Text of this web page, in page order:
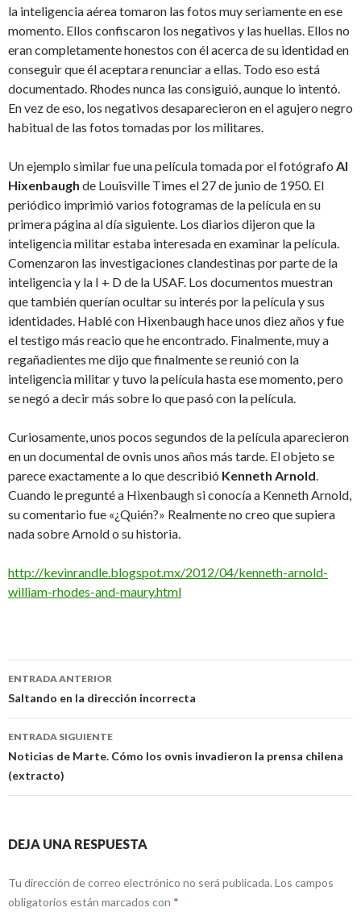
la inteligencia aérea tomaron las fotos muy seriamente en ese
momento. Ellos confiscaron los negativos y las huellas. Ellos no
eran completamente honestos con él acerca de su identidad en
conseguir que él aceptara renunciar a ellas. Todo eso está
documentado. Rhodes nunca las consiguió, aunque lo intentó.
En vez de eso, los negativos desaparecieron en el agujero negro
habitual de las fotos tomadas por los militares.
Un ejemplo similar fue una película tomada por el fotógrafo Al
Hixenbaugh de Louisville Times el 27 de junio de 1950. El
periódico imprimió varios fotogramas de la película en su
primera página al día siguiente. Los diarios dijeron que la
inteligencia militar estaba interesada en examinar la película.
Comenzaron las investigaciones clandestinas por parte de la
inteligencia y la I + D de la USAF. Los documentos muestran
que también querían ocultar su interés por la película y sus
identidades. Hablé con Hixenbaugh hace unos diez años y fue
el testigo más reacio que he encontrado. Finalmente, muy a
regañadientes me dijo que finalmente se reunió con la
inteligencia militar y tuvo la película hasta ese momento, pero
se negó a decir más sobre lo que pasó con la película.
Curiosamente, unos pocos segundos de la película aparecieron
en un documental de ovnis unos años más tarde. El objeto se
parece exactamente a lo que describió Kenneth Arnold.
Cuando le pregunté a Hixenbaugh si conocía a Kenneth Arnold,
su comentario fue «¿Quién?» Realmente no creo que supiera
nada sobre Arnold o su historia.
http://kevinrandle.blogspot.mx/2012/04/kenneth-arnold-
william-rhodes-and-maury.html
Navegación
de
entradas
ENTRADA ANTERIOR
Saltando en la dirección incorrecta
ENTRADA SIGUIENTE
Noticias de Marte. Cómo los ovnis invadieron la prensa chilena
(extracto)
DEJA UNA RESPUESTA
Tu dirección de correo electrónico no será publicada. Los campos
obligatorios están marcados con *